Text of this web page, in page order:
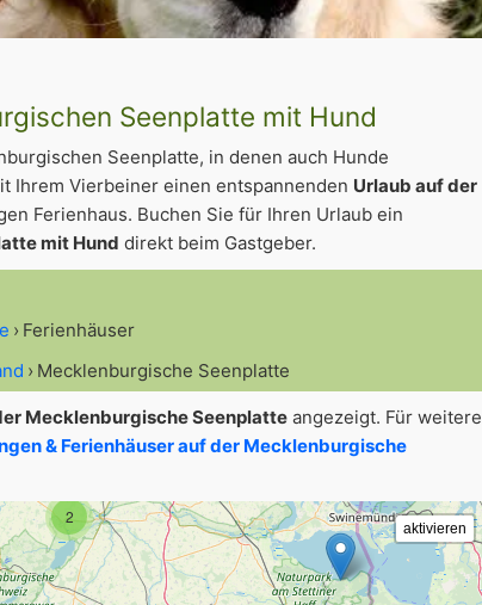
Seenplatte mit Hund
Seenplatte, in denen auch Hunde
Ihrem Vierbeiner einen entspannenden Urlaub auf der
Ferienhaus. Buchen Sie für Ihren Urlaub ein
mit Hund direkt beim Gastgeber.
Ferienhäuser
Mecklenburgische Seenplatte
Mecklenburgische Seenplatte angezeigt. Für weitere
& Ferienhäuser auf der Mecklenburgische
2
3
6
2